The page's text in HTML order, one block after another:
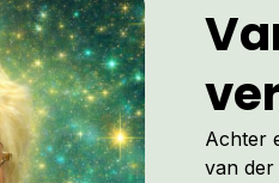
Achter
van der